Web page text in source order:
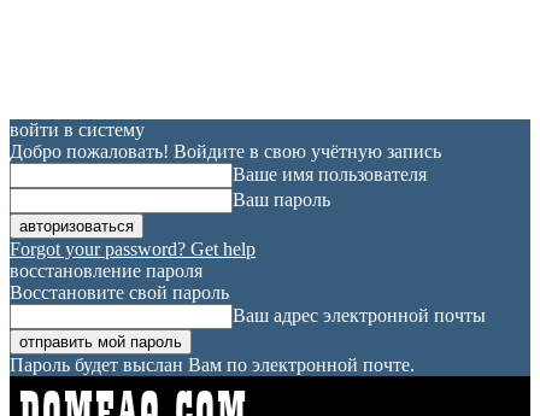
войти в систему
Добро пожаловать! Войдите в свою учётную запись
Ваше имя пользователя
Ваш пароль
Forgot your password? Get help
восстановление пароля
Восстановите свой пароль
Ваш адрес электронной почты
Пароль будет выслан Вам по электронной почте.